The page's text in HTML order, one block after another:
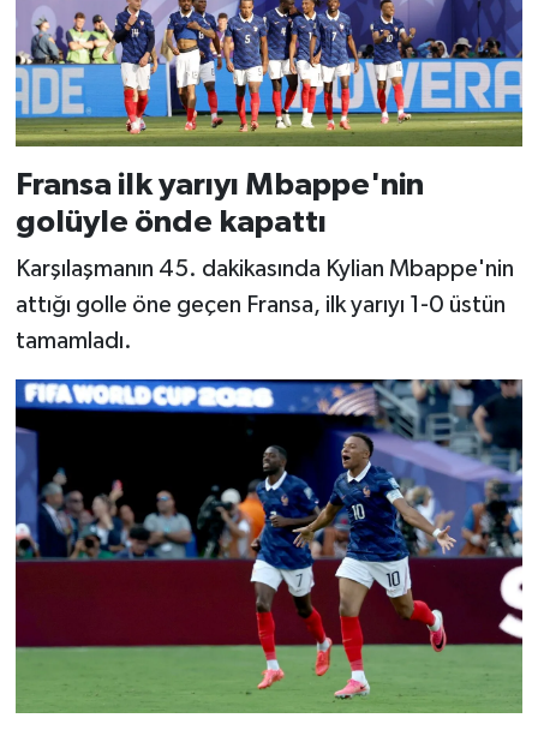
Fransa ilk yarıyı Mbappe'nin
golüyle önde kapattı
Karşılaşmanın 45. dakikasında Kylian Mbappe'nin
attığı golle öne geçen Fransa, ilk yarıyı 1-0 üstün
tamamladı.